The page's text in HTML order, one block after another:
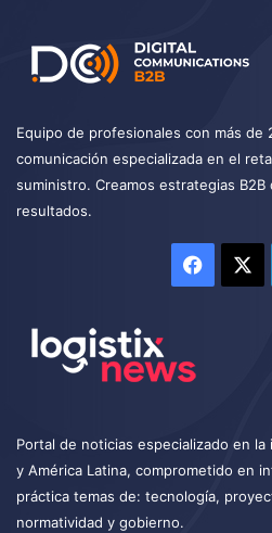
Equipo de profesionales con más de
comunicación especializada en el
suministro. Creamos estrategias
resultados.
Portal de noticias especializado en
y América Latina, comprometido en
práctica temas de: tecnología,
normatividad y gobierno.